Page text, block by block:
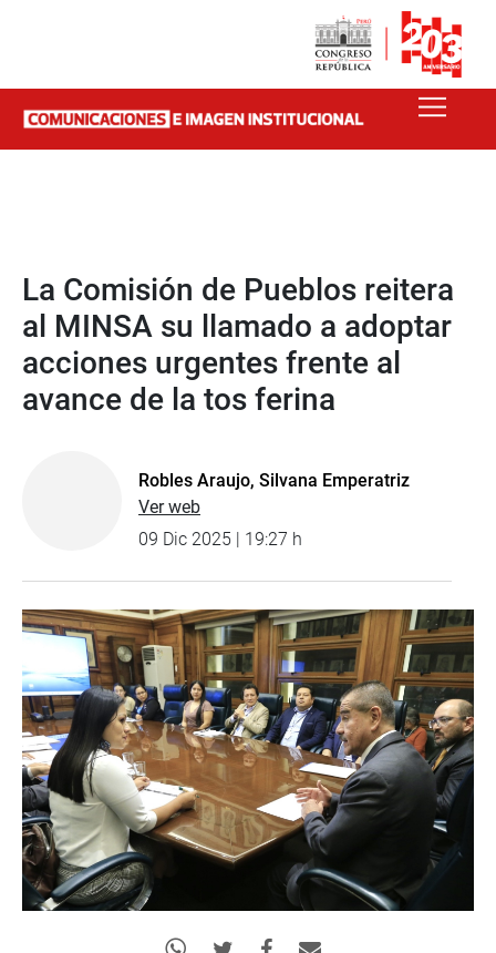
La Comisión de Pueblos reitera
al MINSA su llamado a adoptar
acciones urgentes frente al
avance de la tos ferina
Robles Araujo, Silvana Emperatriz
Ver web
09 Dic 2025 | 19:27 h